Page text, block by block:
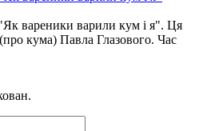
вареники варили кум і я". Ця
кума) Павла Глазового. Час